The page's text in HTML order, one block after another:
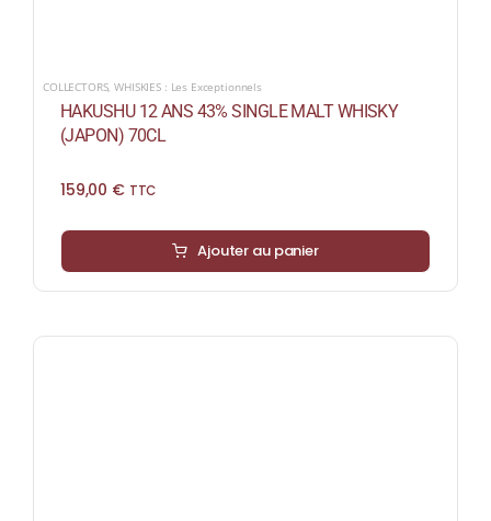
COLLECTORS,WHISKIES : Les Exceptionnels
HAKUSHU 12 ANS 43% SINGLE MALT WHISKY
(JAPON) 70CL
159,00 € TTC
Ajouter au panier